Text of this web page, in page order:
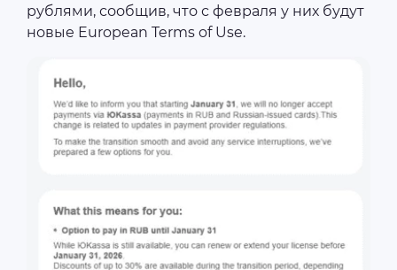
рублями, сообщив, что с февраля у них будут
новые European Terms of Use.